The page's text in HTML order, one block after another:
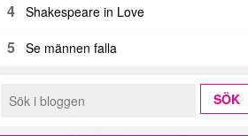
4 Shakespeare in Love
5 Se männen falla